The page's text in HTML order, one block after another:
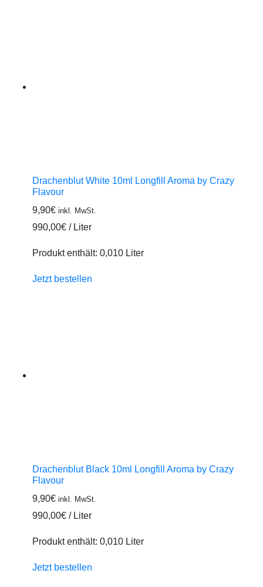
Drachenblut White 10ml Longfill Aroma by Crazy
Flavour
9,90€ inkl. MwSt.
990,00€ / Liter
Produkt enthält: 0,010 Liter
Jetzt bestellen
Drachenblut Black 10ml Longfill Aroma by Crazy
Flavour
9,90€ inkl. MwSt.
990,00€ / Liter
Produkt enthält: 0,010 Liter
Jetzt bestellen